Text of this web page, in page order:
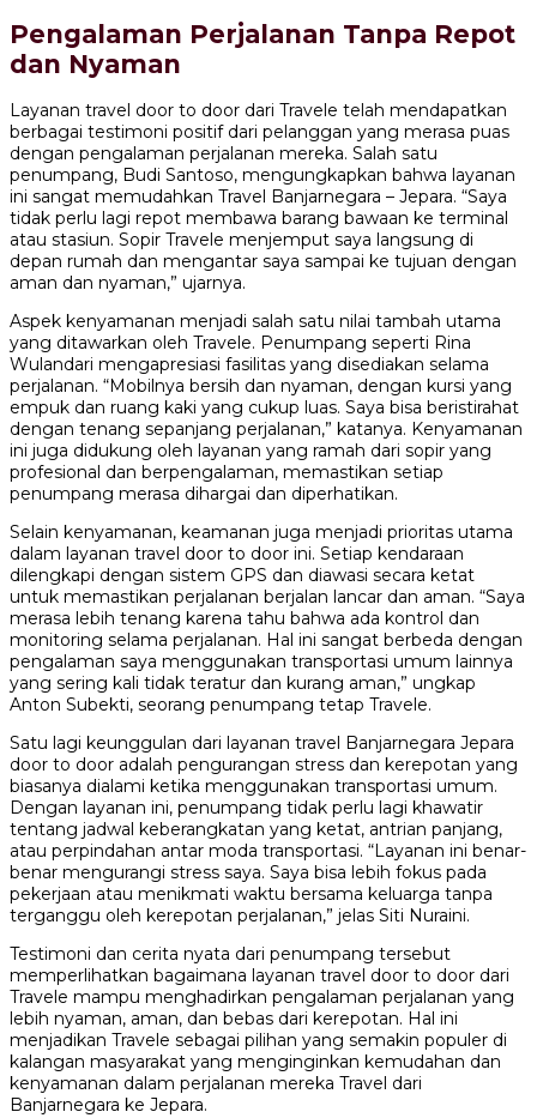
Pengalaman Perjalanan Tanpa Repot
dan Nyaman
Layanan travel door to door dari Travele telah mendapatkan
berbagai testimoni positif dari pelanggan yang merasa puas
dengan pengalaman perjalanan mereka. Salah satu
penumpang, Budi Santoso, mengungkapkan bahwa layanan
ini sangat memudahkan Travel Banjarnegara – Jepara. “Saya
tidak perlu lagi repot membawa barang bawaan ke terminal
atau stasiun. Sopir Travele menjemput saya langsung di
depan rumah dan mengantar saya sampai ke tujuan dengan
aman dan nyaman,” ujarnya.
Aspek kenyamanan menjadi salah satu nilai tambah utama
yang ditawarkan oleh Travele. Penumpang seperti Rina
Wulandari mengapresiasi fasilitas yang disediakan selama
perjalanan. “Mobilnya bersih dan nyaman, dengan kursi yang
empuk dan ruang kaki yang cukup luas. Saya bisa beristirahat
dengan tenang sepanjang perjalanan,” katanya. Kenyamanan
ini juga didukung oleh layanan yang ramah dari sopir yang
profesional dan berpengalaman, memastikan setiap
penumpang merasa dihargai dan diperhatikan.
Selain kenyamanan, keamanan juga menjadi prioritas utama
dalam layanan travel door to door ini. Setiap kendaraan
dilengkapi dengan sistem GPS dan diawasi secara ketat
untuk memastikan perjalanan berjalan lancar dan aman. “Saya
merasa lebih tenang karena tahu bahwa ada kontrol dan
monitoring selama perjalanan. Hal ini sangat berbeda dengan
pengalaman saya menggunakan transportasi umum lainnya
yang sering kali tidak teratur dan kurang aman,” ungkap
Anton Subekti, seorang penumpang tetap Travele.
Satu lagi keunggulan dari layanan travel Banjarnegara Jepara
door to door adalah pengurangan stress dan kerepotan yang
biasanya dialami ketika menggunakan transportasi umum.
Dengan layanan ini, penumpang tidak perlu lagi khawatir
tentang jadwal keberangkatan yang ketat, antrian panjang,
atau perpindahan antar moda transportasi. “Layanan ini benar-
benar mengurangi stress saya. Saya bisa lebih fokus pada
pekerjaan atau menikmati waktu bersama keluarga tanpa
terganggu oleh kerepotan perjalanan,” jelas Siti Nuraini.
Testimoni dan cerita nyata dari penumpang tersebut
memperlihatkan bagaimana layanan travel door to door dari
Travele mampu menghadirkan pengalaman perjalanan yang
lebih nyaman, aman, dan bebas dari kerepotan. Hal ini
menjadikan Travele sebagai pilihan yang semakin populer di
kalangan masyarakat yang menginginkan kemudahan dan
kenyamanan dalam perjalanan mereka Travel dari
Banjarnegara ke Jepara.